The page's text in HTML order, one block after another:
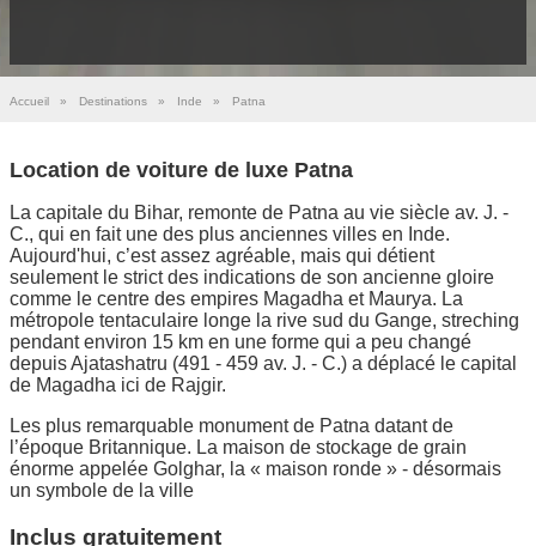
Accueil » Destinations » Inde » Patna
Location de voiture de luxe Patna
La capitale du Bihar, remonte de Patna au vie siècle av. J. -
C., qui en fait une des plus anciennes villes en Inde.
Aujourd'hui, c’est assez agréable, mais qui détient
seulement le strict des indications de son ancienne gloire
comme le centre des empires Magadha et Maurya. La
métropole tentaculaire longe la rive sud du Gange, streching
pendant environ 15 km en une forme qui a peu changé
depuis Ajatashatru (491 - 459 av. J. - C.) a déplacé le capital
de Magadha ici de Rajgir.
Les plus remarquable monument de Patna datant de
l’époque Britannique. La maison de stockage de grain
énorme appelée Golghar, la « maison ronde » - désormais
un symbole de la ville
Inclus gratuitement